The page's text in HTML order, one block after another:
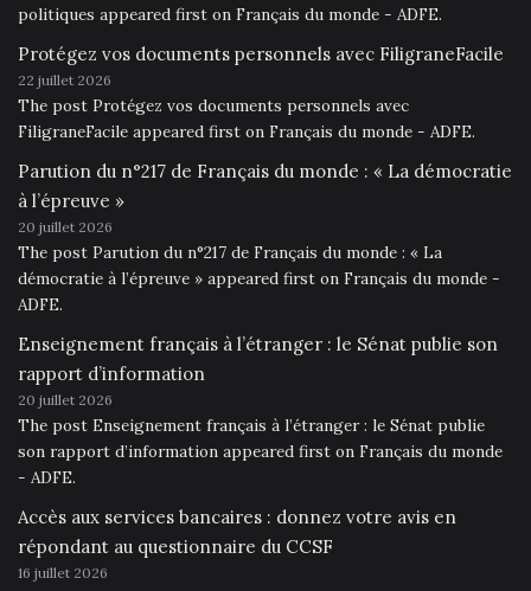
politiques appeared first on Français du monde - ADFE.
Protégez vos documents personnels avec FiligraneFacile
22 juillet 2026
The post Protégez vos documents personnels avec
FiligraneFacile appeared first on Français du monde - ADFE.
Parution du n°217 de Français du monde : « La démocratie
à l’épreuve »
20 juillet 2026
The post Parution du n°217 de Français du monde : « La
démocratie à l’épreuve » appeared first on Français du monde -
ADFE.
Enseignement français à l’étranger : le Sénat publie son
rapport d’information
20 juillet 2026
The post Enseignement français à l’étranger : le Sénat publie
son rapport d’information appeared first on Français du monde
- ADFE.
Accès aux services bancaires : donnez votre avis en
répondant au questionnaire du CCSF
16 juillet 2026